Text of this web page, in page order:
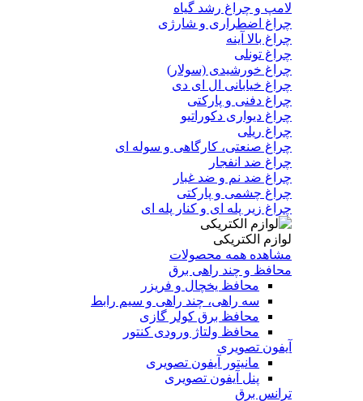
لامپ و چراغ رشد گیاه
چراغ اضطراری و شارژی
چراغ بالا آینه
چراغ تونلی
چراغ خورشیدی (سولار)
چراغ خیابانی ال ای دی
چراغ دفنی و پارکتی
چراغ دیواری دکوراتیو
چراغ ریلی
چراغ صنعتی، کارگاهی و سوله ای
چراغ ضد انفجار
چراغ ضد نم و ضد غبار
چراغ چشمی و پارکتی
چراغ‌ زیر‌ پله‌ ای و کنار‌ پله‌ ای
لوازم الکتریکی
مشاهده همه محصولات
محافظ و چند راهی برق
محافظ یخچال و فریزر
سه راهی، چند راهی و سیم رابط
محافظ برق کولر گازی
محافظ ولتاژ ورودی کنتور
آیفون تصویری
مانیتور آیفون تصویری
پنل آیفون تصویری
ترانس برق